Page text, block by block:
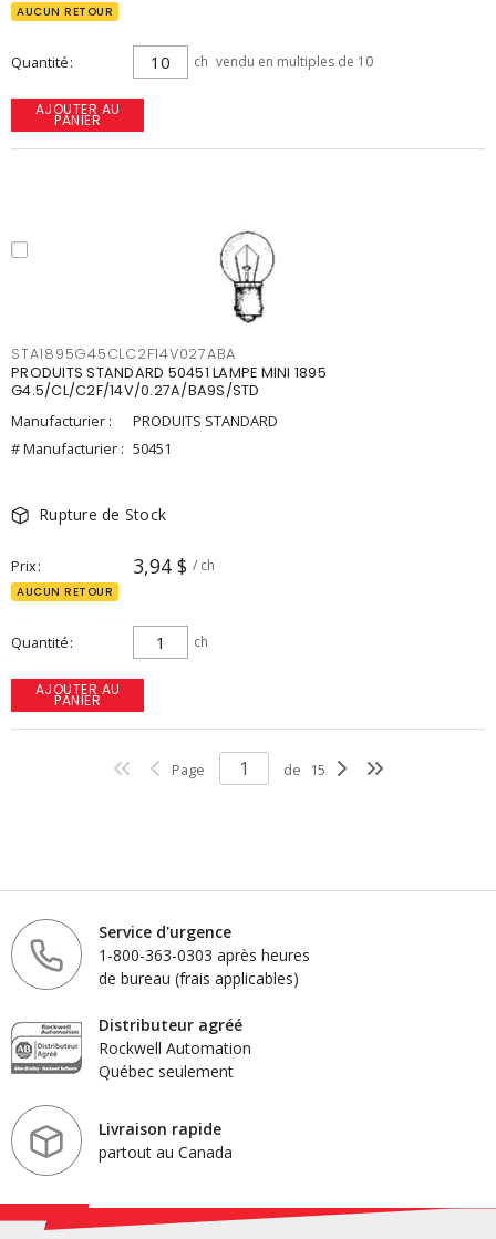
AUCUN RETOUR
Quantité ch vendu en multiples de 10
AJOUTER AU
PANIER
STA1895G45CLC2F14V027ABA
PRODUITS STANDARD 50451 LAMPE MINI 1895
G4.5/CL/C2F/14V/0.27A/BA9S/STD
Manufacturier :
PRODUITS STANDARD
# Manufacturier : 50451
Rupture de Stock
Prix 3,94 $ / ch
AUCUN RETOUR
Quantité ch
AJOUTER AU
PANIER
Page de 15
Service d'urgence
1-800-363-0303 après heures
de bureau (frais applicables)
Distributeur agréé
Rockwell Automation
Québec seulement
Livraison rapide
partout au Canada